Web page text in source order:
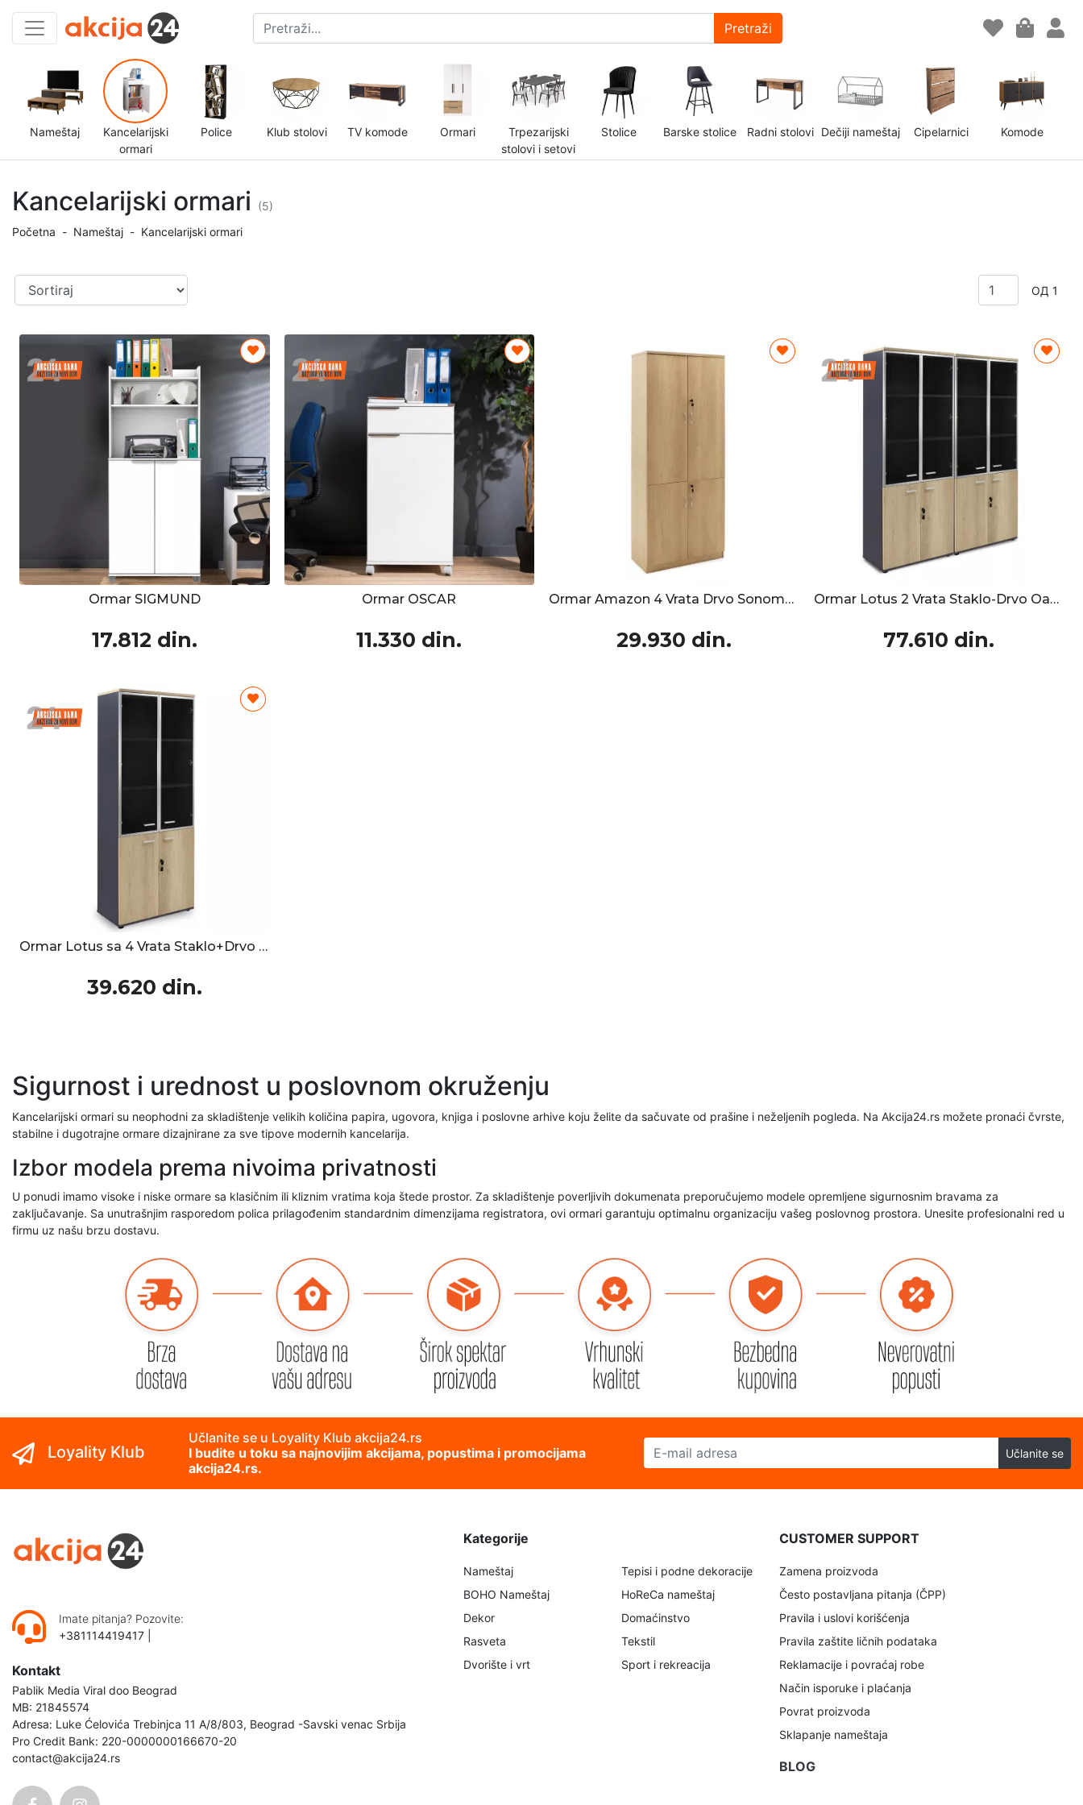
Pretraži
Nameštaj
Kancelarijski
ormari
Police Klub stolovi TV komode Ormari
Trpezarijski
stolovi i setovi
Stolice Barske stolice Radni stolovi Dečiji nameštaj Cipelarnici Komode
Kancelarijski ormari
(5)
Početna - Nameštaj - Kancelarijski ormari
ОД 1
Ormar SIGMUND
17.812 din.
Ormar OSCAR
11.330 din.
Ormar Amazon 4 Vrata Drvo Sonoma 80x40x200cm
29.930 din.
Ormar Lotus 2 Vrata Staklo-Drvo Oak-Dark Grey 160x45x180cm
77.610 din.
Ormar Lotus sa 4 Vrata Staklo+Drvo Oak-Dark Grey 80x40x200cm
39.620 din.
Sigurnost i urednost u poslovnom okruženju
Kancelarijski ormari su neophodni za skladištenje velikih količina papira, ugovora, knjiga i poslovne arhive koju želite da sačuvate od prašine i neželjenih pogleda. Na Akcija24.rs možete pronaći čvrste,
stabilne i dugotrajne ormare dizajnirane za sve tipove modernih kancelarija.
Izbor modela prema nivoima privatnosti
U ponudi imamo visoke i niske ormare sa klasičnim ili kliznim vratima koja štede prostor. Za skladištenje poverljivih dokumenata preporučujemo modele opremljene sigurnosnim bravama za
zaključavanje. Sa unutrašnjim rasporedom polica prilagođenim standardnim dimenzijama registratora, ovi ormari garantuju optimalnu organizaciju vašeg poslovnog prostora. Unesite profesionalni red u
firmu uz našu brzu dostavu.
Loyality Klub
Učlanite se u Loyality Klub akcija24.rs
I budite u toku sa najnovijim akcijama, popustima i promocijama
akcija24.rs.
E-mail adresa
Učlanite se
Imate pitanja? Pozovite:
+381114419417
Kontakt
Pablik Media Viral doo Beograd
MB: 21845574
Adresa: Luke Ćelovića Trebinjca 11 A/8/803, Beograd -Savski venac Srbija
Pro Credit Bank: 220-0000000166670-20
contact@akcija24.rs
Kategorije
Nameštaj
BOHO Nameštaj
Dekor
Rasveta
Dvorište i vrt
Tepisi i podne dekoracije
HoReCa nameštaj
Domaćinstvo
Tekstil
Sport i rekreacija
CUSTOMER SUPPORT
Zamena proizvoda
Često postavljana pitanja (ČPP)
Pravila i uslovi korišćenja
Pravila zaštite ličnih podataka
Reklamacije i povraćaj robe
Način isporuke i plaćanja
Povrat proizvoda
Sklapanje nameštaja
BLOG